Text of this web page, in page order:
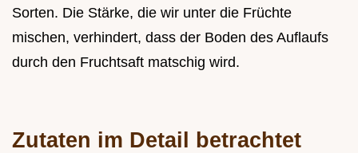
Sorten. Die Stärke, die wir unter die Früchte
mischen, verhindert, dass der Boden des Auflaufs
durch den Fruchtsaft matschig wird.
Zutaten im Detail betrachtet